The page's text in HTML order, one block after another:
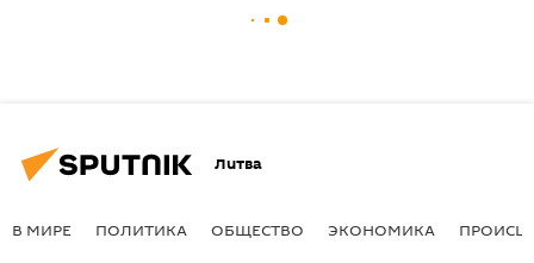
Литва
В МИРЕ ПОЛИТИКА ОБЩЕСТВО ЭКОНОМИКА